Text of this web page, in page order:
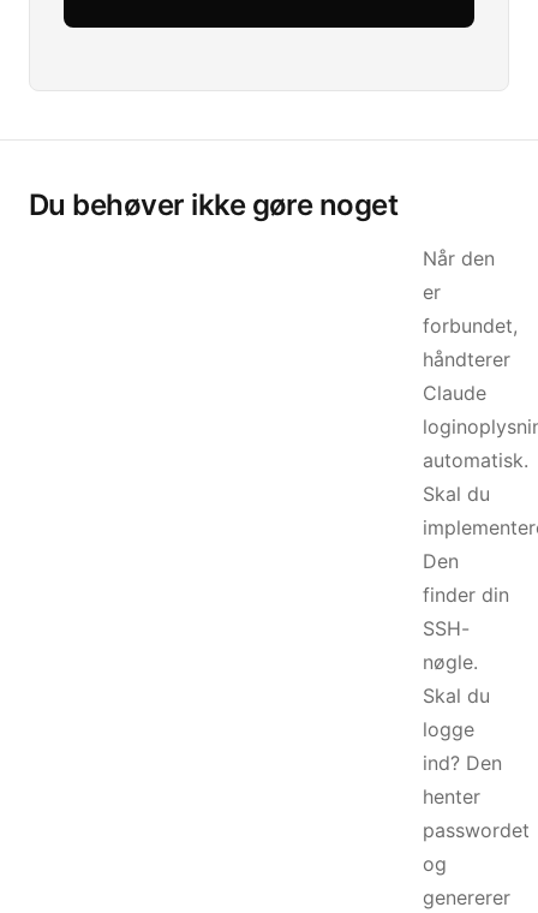
Du behøver ikke gøre noget
Når den
er
forbundet,
håndterer
Claude
automatisk.
Skal du
Den
finder din
SSH-
nøgle.
Skal du
logge
ind? Den
henter
passwordet
og
genererer